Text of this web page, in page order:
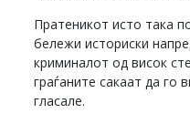
Пратеникот исто така
бележи историски
криминалот од висок
граѓаните сакаат да го
гласале.